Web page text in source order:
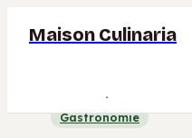
Maison Culinaria
Gastronomie
Gastronomie